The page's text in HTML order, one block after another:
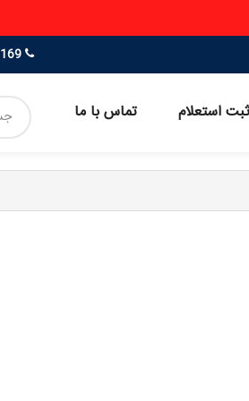
استعلام تماس با ما